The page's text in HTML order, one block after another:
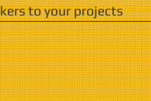
to your projects